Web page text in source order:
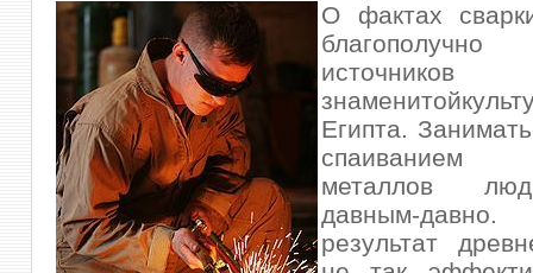
О фактах
источников
Египта.
металлов
давным-давно.
результат